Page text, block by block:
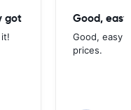
got Good,
Good, easy
prices.